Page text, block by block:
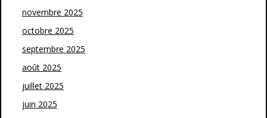
novembre 2025
octobre 2025
septembre 2025
août 2025
juillet 2025
juin 2025